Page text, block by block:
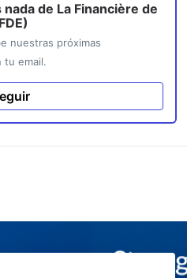
nada de La Financière de
nuestras próximas
tu email.